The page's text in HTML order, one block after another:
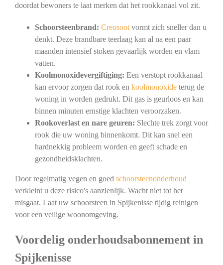
doordat bewoners te laat merken dat het rookkanaal vol zit.
Schoorsteenbrand: Creosootvormt zich sneller dan u
denkt. Deze brandbare teerlaag kan al na een paar
maanden intensief stoken gevaarlijk worden en vlam
vatten.
Koolmonoxidevergiftiging: Een verstopt rookkanaal
kan ervoor zorgen dat rook en koolmonoxideterug de
woning in worden gedrukt. Dit gas is geurloos en kan
binnen minuten ernstige klachten veroorzaken.
Rookoverlast en nare geuren: Slechte trek zorgt voor
rook die uw woning binnenkomt. Dit kan snel een
hardnekkig probleem worden en geeft schade en
gezondheidsklachten.
Door regelmatig vegen en goed schoorsteenonderhoud
verkleint u deze risico's aanzienlijk. Wacht niet tot het
misgaat. Laat uw schoorsteen in Spijkenisse tijdig reinigen
voor een veilige woonomgeving.
Voordelig onderhoudsabonnement in
Spijkenisse